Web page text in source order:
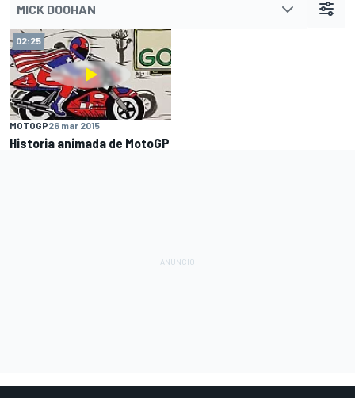
MICK DOOHAN
02:25
MOTOGP26 mar 2015
Historia animada de MotoGP